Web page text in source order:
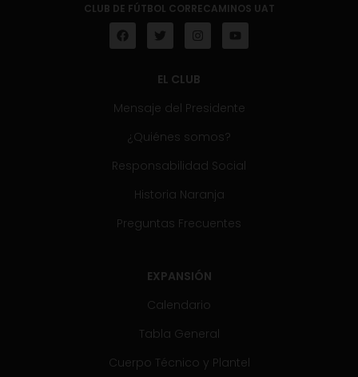
CLUB DE FÚTBOL CORRECAMINOS UAT
EL CLUB
Mensaje del Presidente
¿Quiénes somos?
Responsabilidad Social
Historia Naranja
Preguntas Frecuentes
EXPANSIÓN
Calendario
Tabla General
Cuerpo Técnico y Plantel